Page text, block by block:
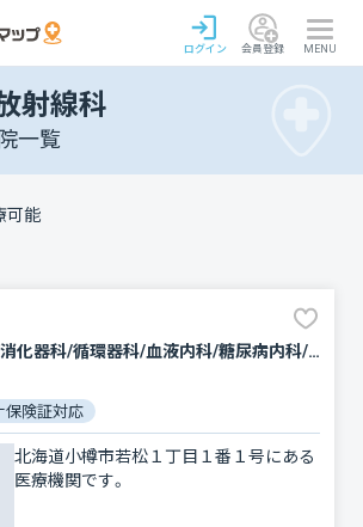
ログイン 会員登録 MENU
射線科
一覧
可能
内科/呼吸器内科/消化器科/循環器科/血液内科/糖尿病内科/内分泌科/腎臓内科・外科/神経内科/腫瘍内科・外科/外科/心臓血管外科/脳神経外科/整形外科/形成外科/精神科・神経科/リウマチ科/小児科/皮膚科/泌尿器科/産婦人科/眼科/耳鼻咽喉科/放射線科/臨床検査・病理診断/麻酔科
保険証対応
北海道小樽市若松１丁目１番１号にある
医療機関です。